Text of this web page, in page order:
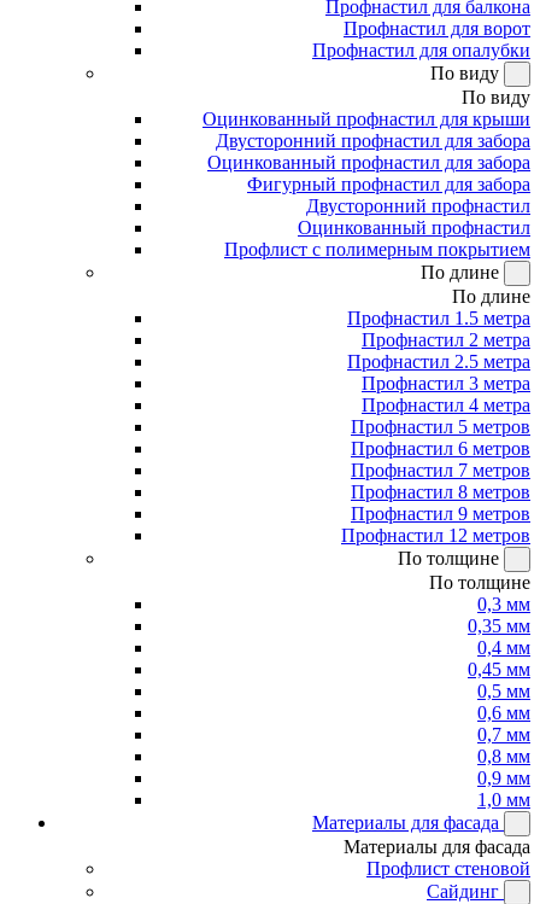
Профнастил для балкона
Профнастил для ворот
Профнастил для опалубки
По виду
По виду
Оцинкованный профнастил для крыши
Двусторонний профнастил для забора
Оцинкованный профнастил для забора
Фигурный профнастил для забора
Двусторонний профнастил
Оцинкованный профнастил
Профлист с полимерным покрытием
По длине
По длине
Профнастил 1.5 метра
Профнастил 2 метра
Профнастил 2.5 метра
Профнастил 3 метра
Профнастил 4 метра
Профнастил 5 метров
Профнастил 6 метров
Профнастил 7 метров
Профнастил 8 метров
Профнастил 9 метров
Профнастил 12 метров
По толщине
По толщине
0,3 мм
0,35 мм
0,4 мм
0,45 мм
0,5 мм
0,6 мм
0,7 мм
0,8 мм
0,9 мм
1,0 мм
Материалы для фасада
Материалы для фасада
Профлист стеновой
Сайдинг